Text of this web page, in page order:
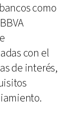
como
con el
de interés,